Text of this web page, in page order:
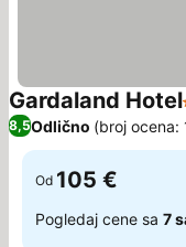
Gardaland Hotel
8,5Odlično (broj ocena:
Od 105 €
Pogledaj cene sa 7